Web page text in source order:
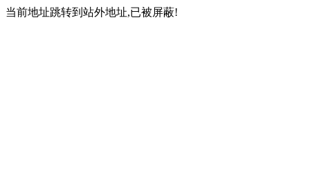
当前地址跳转到站外地址,已被屏蔽!